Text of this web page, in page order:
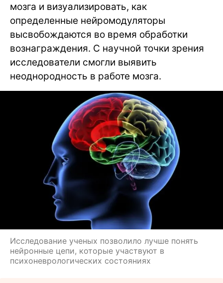
мозга и визуализировать, как
определенные нейромодуляторы
высвобождаются во время обработки
вознаграждения. С научной точки зрения
исследователи смогли выявить
неоднородность в работе мозга.
Исследование ученых позволило лучше понять
нейронные цепи, которые участвуют в
психоневрологических состояниях